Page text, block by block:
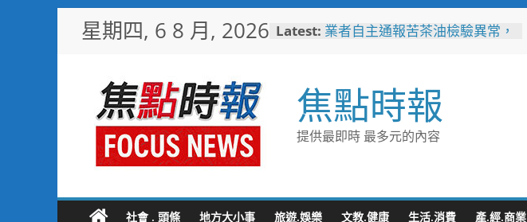
星期四, 6 8 月, 2026 Latest: 業者自主通報苦茶油檢驗異常，
解鎖城市新玩法
耐心勸導卸心防、同理溝通助團
聚 竹警二分局協助滯留在外男
子返家
黃偉哲推動下營都市新發展 第
焦點時報
提供最即時 最多元的內容
社會 . 頭條 地方大小事 旅遊.娛樂 文教.健康 生活.消費 產.經.商業